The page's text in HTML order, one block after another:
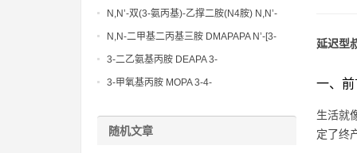
延迟型
一、前
生活就
定了终
Methoxypropylamine CAS No:5332-73-0
N,N’-双(3-氨丙基)-乙撑二胺(N4胺) N,N’-
Bis(3-aminopropyl)-ethylenediamine CAS
No10563-26-5
N,N-二甲基二丙基三胺 DMAPAPA N’-[3-
(dimethylamino)propyllpropane-1,3-
diamine CAS No10563-29-8
3-二乙氨基丙胺 DEAPA 3-
(Diethylamino)propylamine CAS No 104-
3-甲氧基丙胺 MOPA 3-4-
随机文章